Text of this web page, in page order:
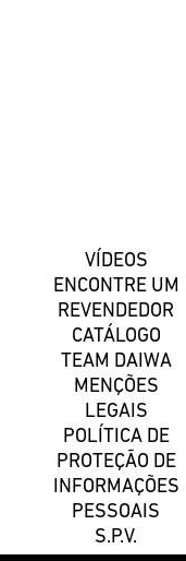
VÍDEOS
ENCONTRE UM
REVENDEDOR
CATÁLOGO
TEAM DAIWA
MENÇÕES
LEGAIS
POLÍTICA DE
PROTEÇÃO DE
INFORMAÇÕES
PESSOAIS
S.P.V.